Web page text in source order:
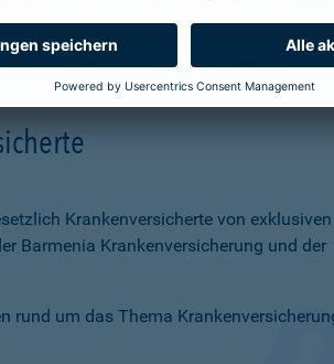
Krankenversicherte von exklusiven
Barmenia Krankenversicherung und der
rund um das Thema